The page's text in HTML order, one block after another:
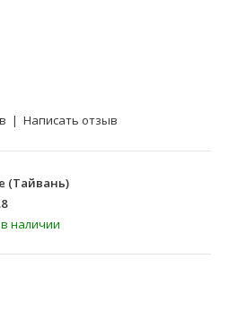
| Написать отзыв
(Тайвань)
наличии